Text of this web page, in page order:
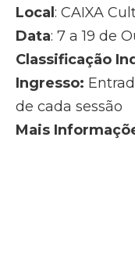
Local: CAIXA
Data: 7 a 19 de
Classificação
Ingresso:
de cada sessão
Mais